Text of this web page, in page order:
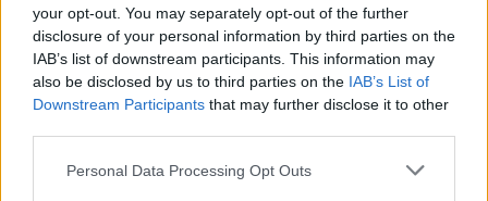
your opt-out. You may separately opt-out of the further
disclosure of your personal information by third parties on the
IAB’s list of downstream participants. This information may
also be disclosed by us to third parties on the IAB’s List of
Downstream Participants that may further disclose it to other
Please note that this website/app uses one or more Google
Personal Data Processing Opt Outs
Εγγραφή Σύνδεση